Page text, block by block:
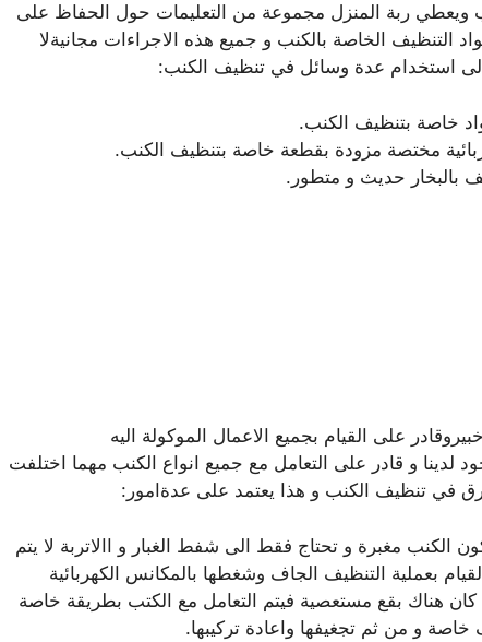
ويعطي ربة المنزل مجموعة من التعليمات حول الحفاظ على
التنظيف الخاصة بالكنب و جميع هذه الاجراءات مجانيةلا
الى استخدام عدة وسائل في تنظيف الكنب:
خاصة بتنظيف الكنب.
مختصة مزودة بقطعة خاصة بتنظيف الكنب.
بالبخار حديث و متطور.
على القيام بجميع الاعمال الموكولة اليه
لدينا و قادر على التعامل مع جميع انواع الكنب مهما اختلفت
في تنظيف الكنب و هذا يعتمد على عدةامور:
مغبرة و تحتاج فقط الى شفط الغبار و االاتربة لا يتم
بعملية التنظيف الجاف وشغطها بالمكانس الكهربائية
كان هناك بقع مستعصية فيتم التعامل مع الكتب بطريقة خاصة
و من ثم تجغيفها واعادة تركيبها.